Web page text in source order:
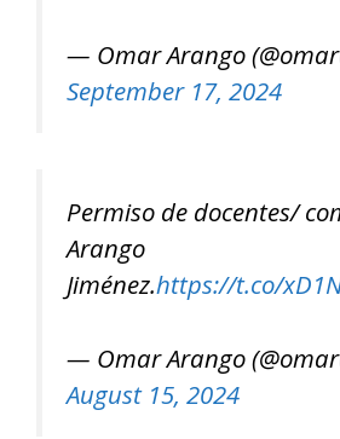
— Omar Arango
September 17, 2024
Permiso de docentes/
Arango
Jiménez.https://t.co/
— Omar Arango
August 15, 2024